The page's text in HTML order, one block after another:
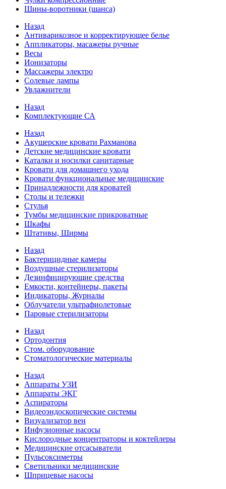
Шины-воротники (шанса)
Назад
Антиварикозное и корректирующее белье
Аппликаторы, масажеры ручные
Весы
Ионизаторы
Массажеры электро
Солевые лампы
Увлажнители
Назад
Комплектующие СА
Назад
Акушерские кровати Рахманова
Детские медицинские кровати
Каталки и носилки санитарные
Кровати для домашнего ухода
Кровати функциональные медицинские
Принадлежности для кроватей
Столы и тележки
Стулья
Тумбы медицинские прикроватные
Шкафы
Штативы, Ширмы
Назад
Бактерицидные камеры
Воздушные стерилизаторы
Дезинфицирующие средства
Емкости, контейнеры, пакеты
Индикаторы, Журналы
Облучатели ультрафиолетовые
Паровые стерилизаторы
Назад
Ортодонтия
Стом. оборудование
Стоматологические материалы
Назад
Аппараты УЗИ
Аппараты ЭКГ
Аспираторы
Видеоэндоскопические системы
Визуализатор вен
Инфузионные насосы
Кислородные концентраторы и коктейлеры
Медицинские отсасыватели
Пульсоксиметры
Светильники медицинские
Шприцевые насосы